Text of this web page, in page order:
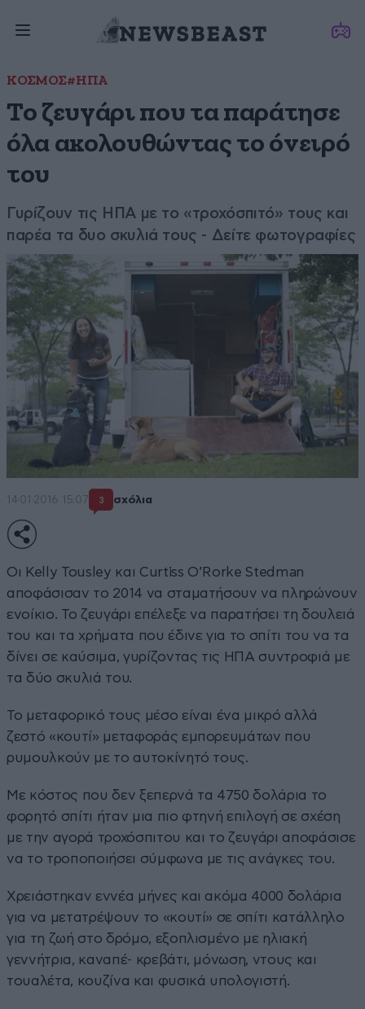
ΚΟΣΜΟΣ#ΗΠΑ
Το ζευγάρι που τα παράτησε
όλα ακολουθώντας το όνειρό
του
Γυρίζουν τις ΗΠΑ με το «τροχόσπιτό» τους και
παρέα τα δυο σκυλιά τους - Δείτε φωτογραφίες
14·01·2016 15:07 3 σχόλια
Οι Kelly Tousley και Curtiss O’Rorke Stedman
αποφάσισαν το 2014 να σταματήσουν να πληρώνουν
ενοίκιο. Το ζευγάρι επέλεξε να παρατήσει τη δουλειά
του και τα χρήματα που έδινε για το σπίτι του να τα
δίνει σε καύσιμα, γυρίζοντας τις ΗΠΑ συντροφιά με
τα δύο σκυλιά του.
Το μεταφορικό τους μέσο είναι ένα μικρό αλλά
ζεστό «κουτί» μεταφοράς εμπορευμάτων που
ρυμουλκούν με το αυτοκίνητό τους.
Με κόστος που δεν ξεπερνά τα 4750 δολάρια το
φορητό σπίτι ήταν μια πιο φτηνή επιλογή σε σχέση
με την αγορά τροχόσπιτου και το ζευγάρι αποφάσισε
να το τροποποιήσει σύμφωνα με τις ανάγκες του.
Χρειάστηκαν εννέα μήνες και ακόμα 4000 δολάρια
για να μετατρέψουν το «κουτί» σε σπίτι κατάλληλο
για τη ζωή στο δρόμο, εξοπλισμένο με ηλιακή
γεννήτρια, καναπέ- κρεβάτι, μόνωση, ντους και
τουαλέτα, κουζίνα και φυσικά υπολογιστή.